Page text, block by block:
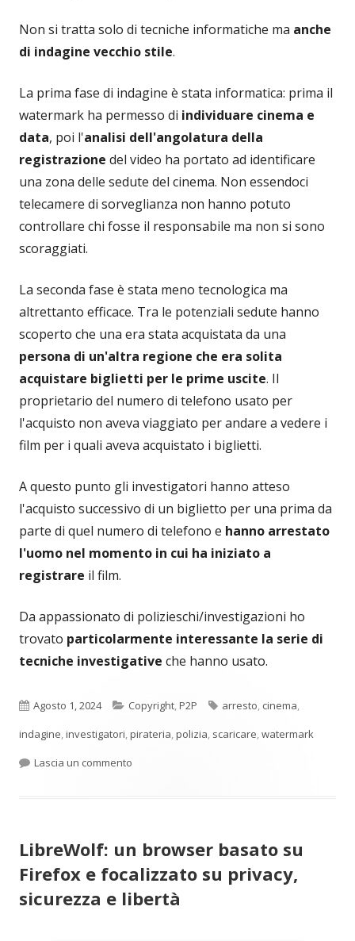
Non si tratta solo di tecniche informatiche ma anche
di indagine vecchio stile.
La prima fase di indagine è stata informatica: prima il
watermark ha permesso di individuare cinema e
data, poi l'analisi dell'angolatura della
registrazione del video ha portato ad identificare
una zona delle sedute del cinema. Non essendoci
telecamere di sorveglianza non hanno potuto
controllare chi fosse il responsabile ma non si sono
scoraggiati.
La seconda fase è stata meno tecnologica ma
altrettanto efficace. Tra le potenziali sedute hanno
scoperto che una era stata acquistata da una
persona di un'altra regione che era solita
acquistare biglietti per le prime uscite. Il
proprietario del numero di telefono usato per
l'acquisto non aveva viaggiato per andare a vedere i
film per i quali aveva acquistato i biglietti.
A questo punto gli investigatori hanno atteso
l'acquisto successivo di un biglietto per una prima da
parte di quel numero di telefono e hanno arrestato
l'uomo nel momento in cui ha iniziato a
registrare il film.
Da appassionato di polizieschi/investigazioni ho
trovato particolarmente interessante la serie di
tecniche investigative che hanno usato.
Pubblicato
Agosto 1, 2024 Categorie
Copyright,P2P Tag
arresto, cinema,
indagine,investigatori,pirateria,polizia, scaricare,watermark
Lascia un commento
LibreWolf: un browser basato su
Firefox e focalizzato su privacy,
sicurezza e libertà